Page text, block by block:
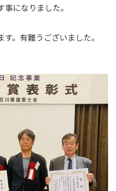
になりました。
。有難うございました。